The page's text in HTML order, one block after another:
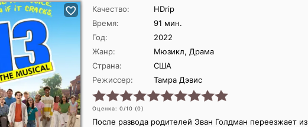
Качество:
HDrip
Время:
91 мин.
Год:
2022
Жанр:
Мюзикл, Драма
Страна:
США
Режиссер:
Тамра Дэвис
Оценка: 0/10 (0)
После развода родителей Эван Голдман переезжает из